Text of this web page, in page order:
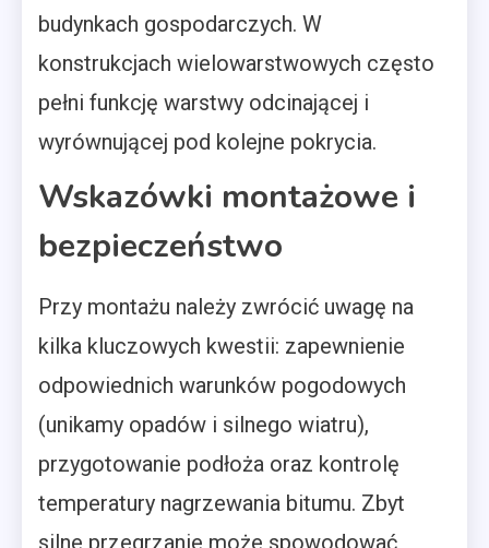
budynkach gospodarczych. W
konstrukcjach wielowarstwowych często
pełni funkcję warstwy odcinającej i
wyrównującej pod kolejne pokrycia.
Wskazówki montażowe i
bezpieczeństwo
Przy montażu należy zwrócić uwagę na
kilka kluczowych kwestii: zapewnienie
odpowiednich warunków pogodowych
(unikamy opadów i silnego wiatru),
przygotowanie podłoża oraz kontrolę
temperatury nagrzewania bitumu. Zbyt
silne przegrzanie może spowodować